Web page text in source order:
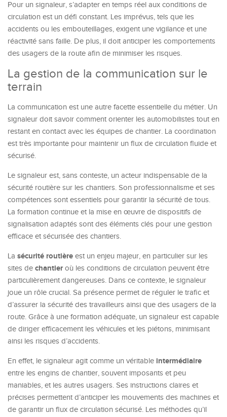
Pour un signaleur, s’adapter en temps réel aux conditions de
circulation est un défi constant. Les imprévus, tels que les
accidents ou les embouteillages, exigent une vigilance et une
réactivité sans faille. De plus, il doit anticiper les comportements
des usagers de la route afin de minimiser les risques.
La gestion de la communication sur le
terrain
La communication est une autre facette essentielle du métier. Un
signaleur doit savoir comment orienter les automobilistes tout en
restant en contact avec les équipes de chantier. La coordination
est très importante pour maintenir un flux de circulation fluide et
sécurisé.
Le signaleur est, sans conteste, un acteur indispensable de la
sécurité routière sur les chantiers. Son professionnalisme et ses
compétences sont essentiels pour garantir la sécurité de tous.
La formation continue et la mise en œuvre de dispositifs de
signalisation adaptés sont des éléments clés pour une gestion
efficace et sécurisée des chantiers.
La sécurité routière est un enjeu majeur, en particulier sur les
sites de chantieroù les conditions de circulation peuvent être
particulièrement dangereuses. Dans ce contexte, le signaleur
joue un rôle crucial. Sa présence permet de réguler le trafic et
d’assurer la sécurité des travailleurs ainsi que des usagers de la
route. Grâce à une formation adéquate, un signaleur est capable
de diriger efficacement les véhicules et les piétons, minimisant
ainsi les risques d’accidents.
En effet, le signaleur agit comme un véritable intermédiaire
entre les engins de chantier, souvent imposants et peu
maniables, et les autres usagers. Ses instructions claires et
précises permettent d’anticiper les mouvements des machines et
de garantir un flux de circulation sécurisé. Les méthodes qu’il